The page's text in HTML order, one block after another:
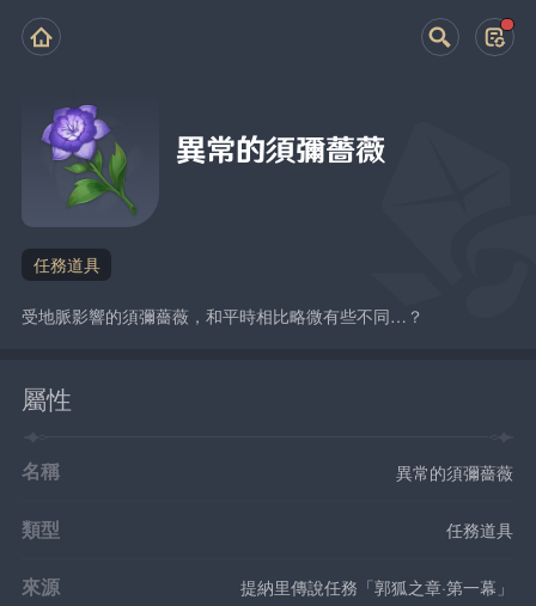
異常的須彌薔薇
任務道具
受地脈影響的須彌薔薇，和平時相比略微有些不同…？
屬性
名稱 異常的須彌薔薇
類型 任務道具
來源 提納里傳說任務「郭狐之章·第一幕」